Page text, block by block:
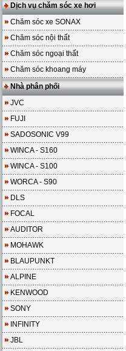
Dịch vụ chăm sóc xe hơi
Chăm sóc xe SONAX
Chăm sóc nội thất
Chăm sóc ngoại thất
Chăm sóc khoang máy
Nhà phân phối
JVC
FUJI
SADOSONIC V99
WINCA - S160
WINCA - S100
WORCA - S90
DLS
FOCAL
AUDITOR
MOHAWK
BLAUPUNKT
ALPINE
KENWOOD
SONY
INFINITY
JBL